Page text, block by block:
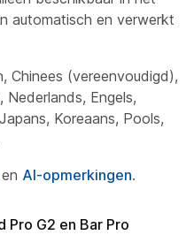
automatisch en verwerkt
Chinees (vereenvoudigd),
Engels,
Koreaans, Pools,
en AI-opmerkingen.
Pro G2 en Bar Pro